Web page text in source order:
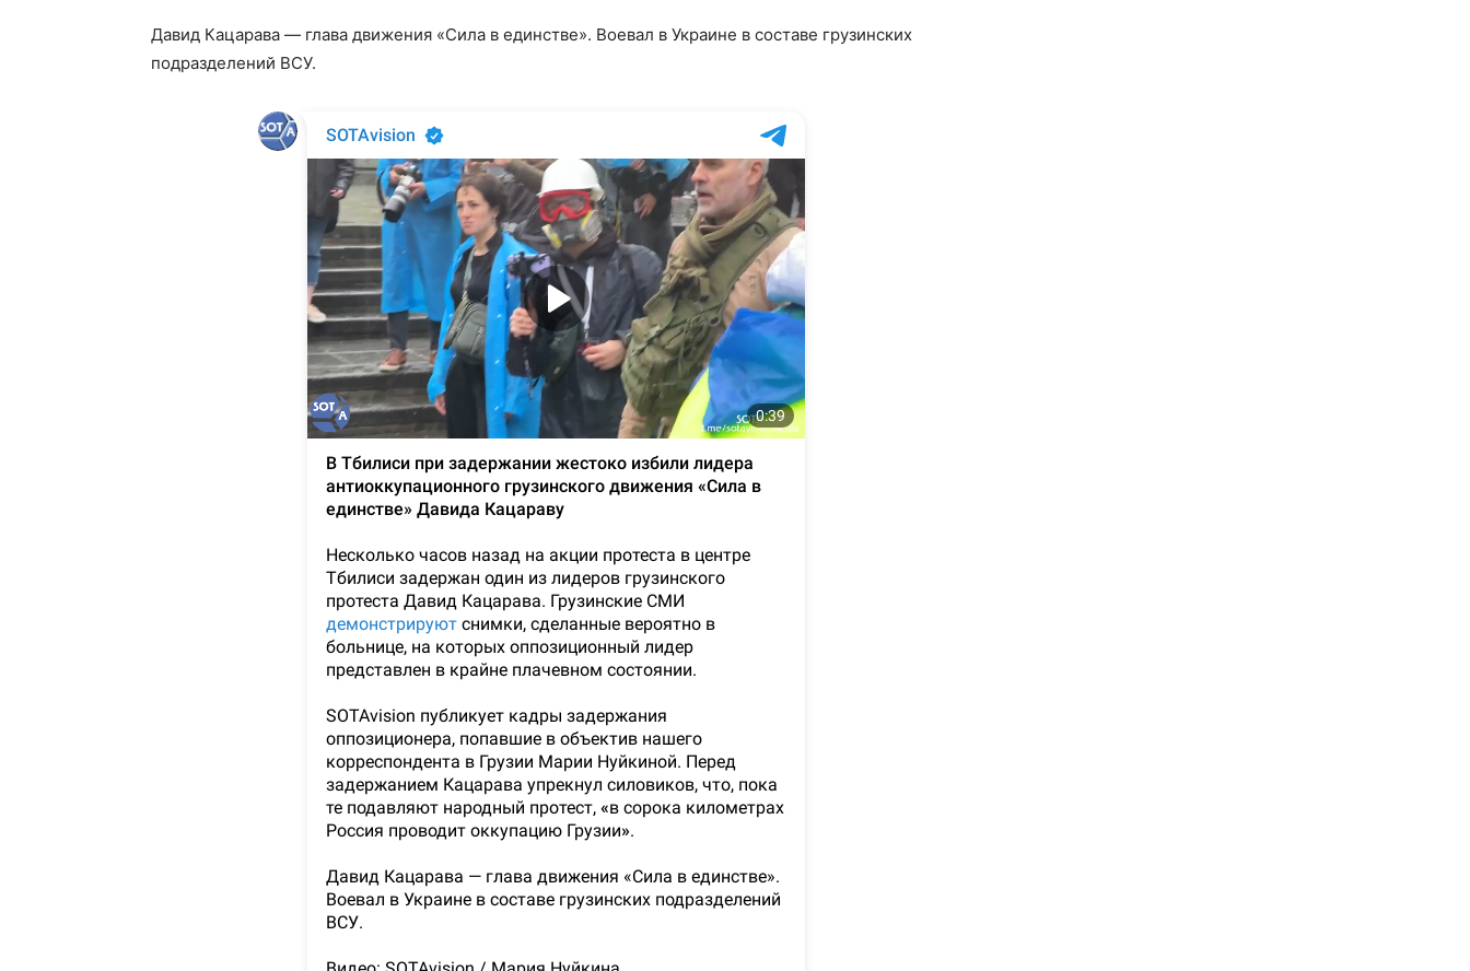
Давид Кацарава — глава движения «Сила в единстве». Воевал в Украине в составе грузинских
подразделений ВСУ.